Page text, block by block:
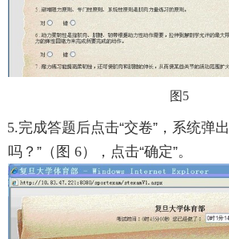
图5
5.完成答题后点击“交卷” ，系统弹出
吗？ ” （图 6），点击“确定”。